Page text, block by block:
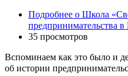
Подробнее о Школа
предпринимательства
35 просмотров
Вспоминаем как это было и
об истории